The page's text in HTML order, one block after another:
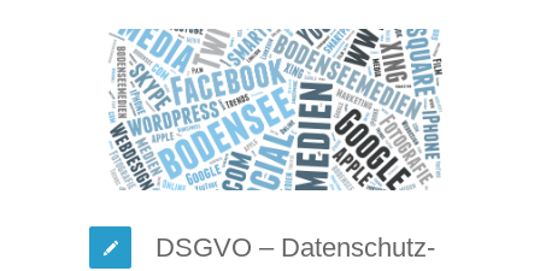
DSGVO – Datenschutz-